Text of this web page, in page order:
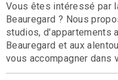
Vous êtes intéressé par
Beauregard ? Nous
studios, d'appartements
Beauregard et aux
vous accompagner dans